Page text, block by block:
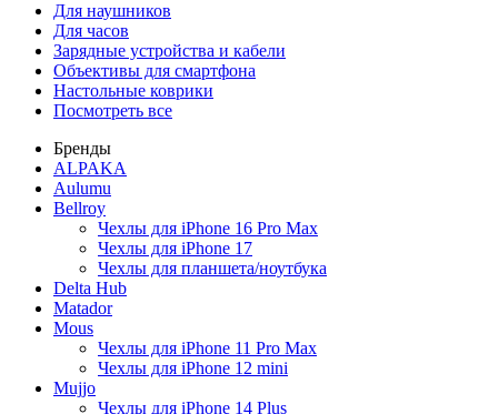
Для наушников
Для часов
Зарядные устройства и кабели
Объективы для смартфона
Настольные коврики
Посмотреть все
Бренды
ALPAKA
Aulumu
Bellroy
Чехлы для iPhone 16 Pro Max
Чехлы для iPhone 17
Чехлы для планшета/ноутбука
Delta Hub
Matador
Mous
Чехлы для iPhone 11 Pro Max
Чехлы для iPhone 12 mini
Mujjo
Чехлы для iPhone 14 Plus